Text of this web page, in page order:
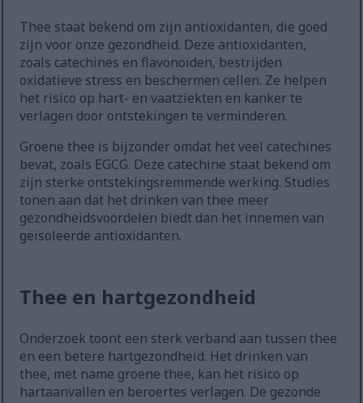
Thee staat bekend om zijn antioxidanten, die goed
zijn voor onze gezondheid. Deze antioxidanten,
zoals catechines en flavonoïden, bestrijden
oxidatieve stress en beschermen cellen. Ze helpen
het risico op hart- en vaatziekten en kanker te
verlagen door ontstekingen te verminderen.
Groene thee is bijzonder omdat het veel catechines
bevat, zoals EGCG. Deze catechine staat bekend om
zijn sterke ontstekingsremmende werking. Studies
tonen aan dat het drinken van thee meer
gezondheidsvoordelen biedt dan het innemen van
geïsoleerde antioxidanten.
Thee en hartgezondheid
Onderzoek toont een sterk verband aan tussen thee
en een betere hartgezondheid. Het drinken van
thee, met name groene thee, kan het risico op
hartaanvallen en beroertes verlagen. De gezonde